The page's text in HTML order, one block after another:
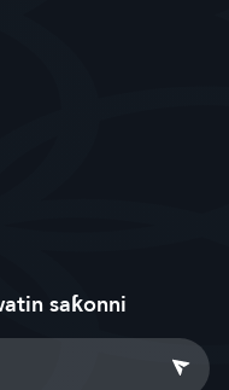
saƙonni